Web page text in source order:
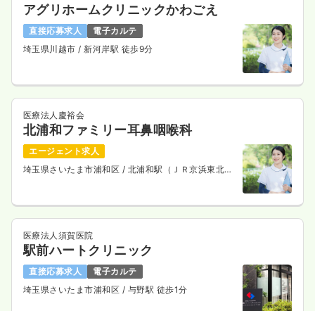
アグリホームクリニックかわごえ
直接応募求人
電子カルテ
埼玉県川越市/ 新河岸駅 徒歩9分
医療法人慶裕会
北浦和ファミリー耳鼻咽喉科
エージェント求人
埼玉県さいたま市浦和区 / 北浦和駅（ＪＲ京浜東北
医療法人須賀医院
駅前ハートクリニック
直接応募求人
電子カルテ
埼玉県さいたま市浦和区 / 与野駅 徒歩1分